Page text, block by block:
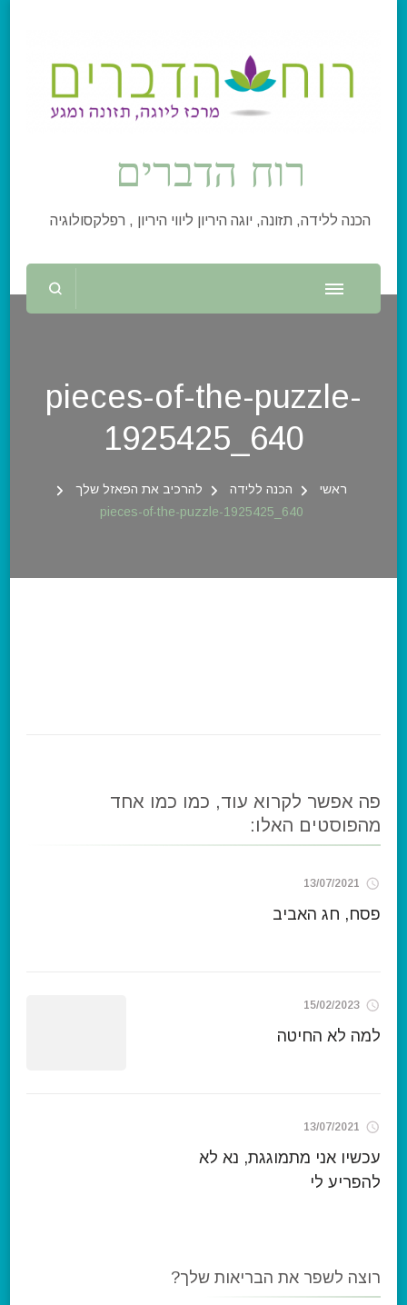
רוח הדברים
הכנה ללידה, תזונה, יוגה היריון ליווי היריון , רפלקסולוגיה
pieces-of-the-puzzle-
1925425_640
ראשי הכנה ללידה
להרכיב את הפאזל שלך
pieces-of-the-puzzle-1925425_640
פה אפשר לקרוא עוד, כמו כמו אחד
מהפוסטים האלו:
13/07/2021
פסח, חג האביב
15/02/2023
למה לא החיטה
13/07/2021
עכשיו אני מתמוגגת, נא לא
להפריע לי
רוצה לשפר את הבריאות שלך?